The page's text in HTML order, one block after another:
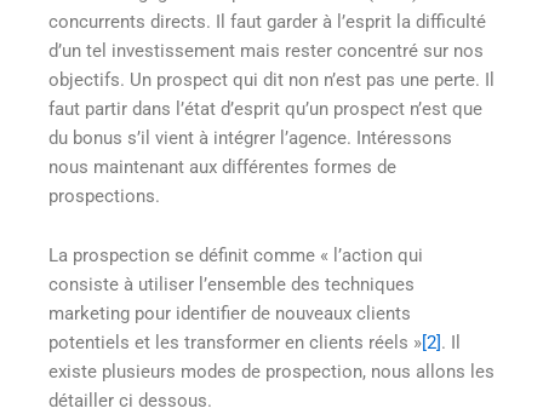
concurrents directs. Il faut garder à l’esprit la difficulté
d’un tel investissement mais rester concentré sur nos
objectifs. Un prospect qui dit non n’est pas une perte. Il
faut partir dans l’état d’esprit qu’un prospect n’est que
du bonus s’il vient à intégrer l’agence. Intéressons
nous maintenant aux différentes formes de
prospections.
La prospection se définit comme « l’action qui
consiste à utiliser l’ensemble des techniques
marketing pour identifier de nouveaux clients
potentiels et les transformer en clients réels »[2]. Il
existe plusieurs modes de prospection, nous allons les
détailler ci dessous.